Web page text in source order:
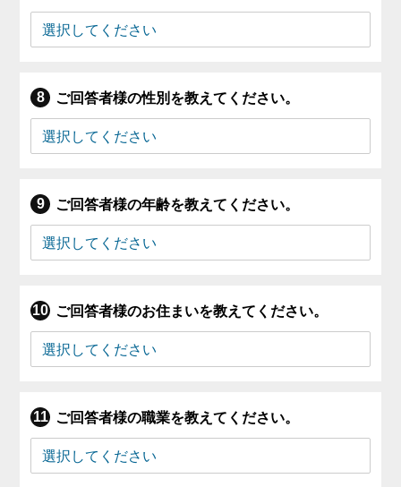
ご回答者様の性別を教えてください。
ご回答者様の年齢を教えてください。
ご回答者様のお住まいを教えてください。
ご回答者様の職業を教えてください。